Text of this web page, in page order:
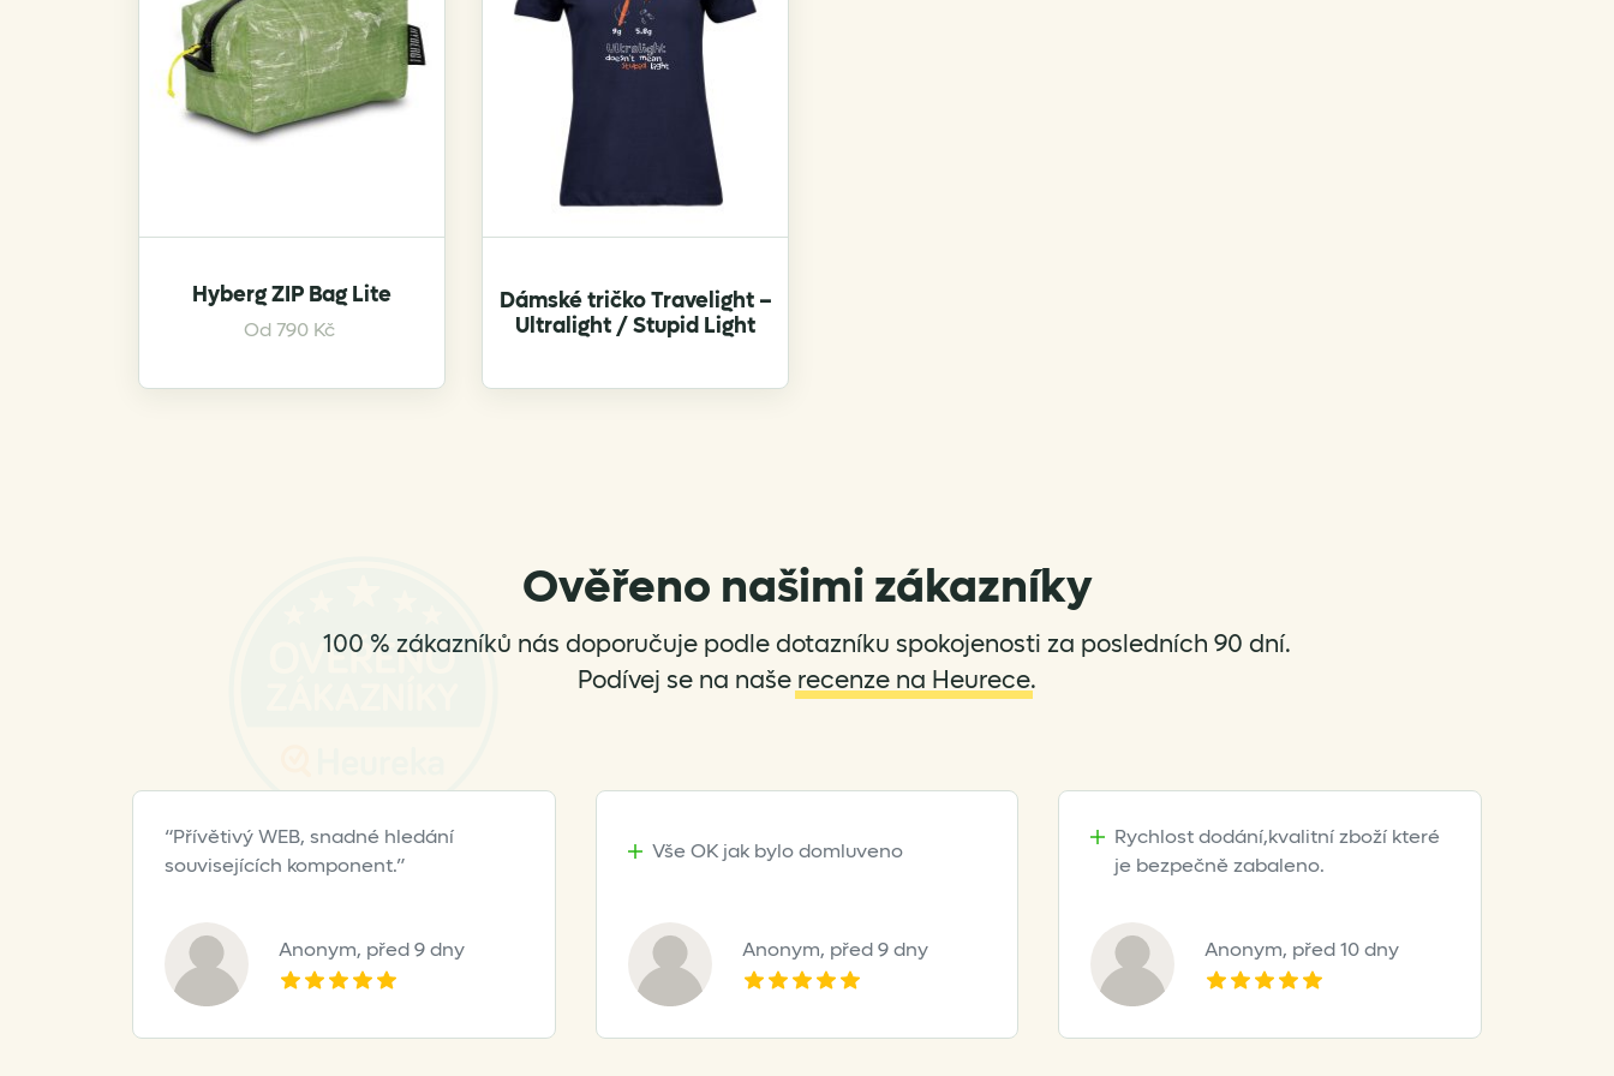
chosen
on
the
product
page
chosen
on
product
Hyberg ZIP Bag Lite
Od790 Kč
This
has
Dámské tričko Travelight –
Ultralight / Stupid Light
Ověřeno našimi zákazníky
100 % zákazníků nás doporučuje podle dotazníku spokojenosti za posledních 90 dní.
Podívej se na naše recenze na Heurece.
Přívětivý WEB, snadné hledání
souvisejících komponent.
Anonym, před 9 dny
Vše OK jak bylo domluveno
Anonym, před 9 dny
Rychlost dodání,kvalitní zboží které
je bezpečně zabaleno.
Anonym, před 10 dny